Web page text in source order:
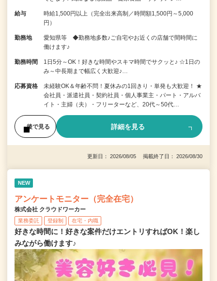
給与
時給1,500円以上（完全出来高制／時間額1,500円～5,000
円）
勤務地
愛知県等 ◆勤務地多数♪ご自宅やお近くの店舗で間時間に
働けます♪
勤務時間
1日5分～OK！好きな時間やスキマ時間でサクッと♪ ☆1日の
み～中長期まで幅広く大歓迎♪…
応募資格
未経験OK＆年齢不問！夏休みの1回きり・単発も大歓迎！ ★
会社員・派遣社員・契約社員・個人事業主・パート・アルバ
イト・主婦（夫）・フリーターなど、20代～50代…
後で見る 詳細を見る
更新日： 2026/08/05 掲載終了日： 2026/08/30
NEW
アンケートモニター（完全在宅）
株式会社 クラウドワーカー
業務委託 登録制 在宅・内職
好きな時間に！好きな案件だけエントリすればOK！楽し
みながら働けます♪